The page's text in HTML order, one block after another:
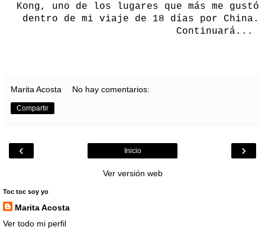
Kong, uno de los lugares que más me gustó
dentro de mi viaje de 18 días por China.
Continuará...
Marita Acosta No hay comentarios:
Compartir
‹ ›
Inicio
Ver versión web
Toc toc soy yo
Marita Acosta
Ver todo mi perfil